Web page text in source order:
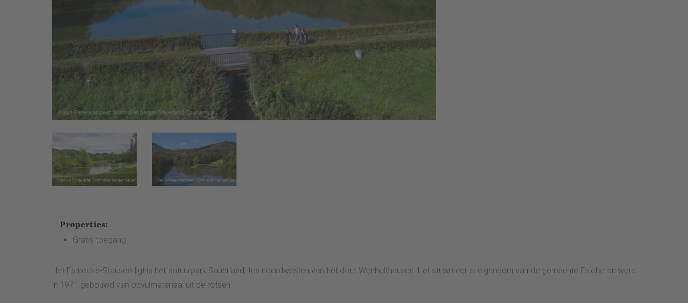
Properties:
Gratis toegang
Het Esmecke-Stausee ligt in het natuurpark Sauerland, ten noordwesten van het dorp Wenholthausen. Het stuwmeer is eigendom van de gemeente Eslohe en werd
in 1971 gebouwd van opvulmateriaal uit de rotsen.